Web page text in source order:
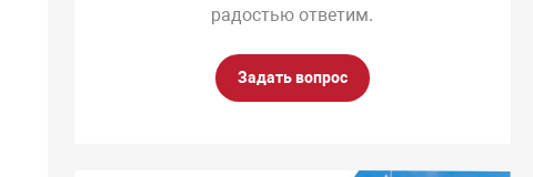
радостью ответим.
Задать вопрос